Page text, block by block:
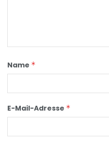
Name *
E-Mail-Adresse *